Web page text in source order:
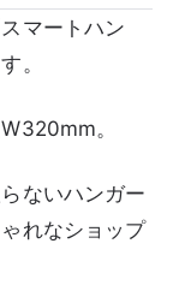
マートハン
。
。
ないハンガー
れなショップ